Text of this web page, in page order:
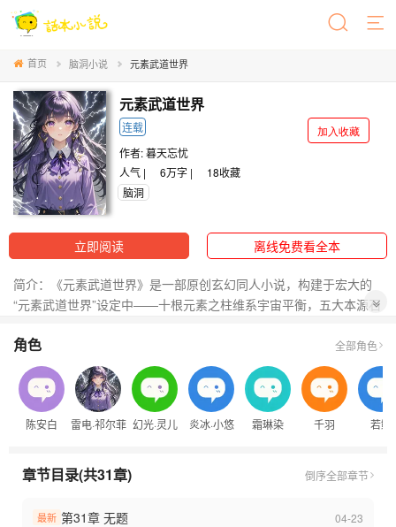
首页 脑洞小说 元素武道世界
元素武道世界
连载
加入收藏
作者:暮天忘忧
人气 |
6万字 | 18收藏
脑洞
立即阅读 离线免费看全本
简介：《元素武道世界》是一部原创玄幻同人小说，构建于宏大的
“元素武道世界”设定中——十根元素之柱维系宇宙平衡，五大本源石
安白踏入紫荆元素觉醒学院那日，命运悄然改写：他与若鳞、千
羽、霜琳染、炎冰·小悠、幻光·灵儿、雷电·祁尔菲等伙伴相遇，在迷
宫试炼、沙漠攻略、星松市决战与联盟纷争中不断成长。从第一纪
元的学院新生，到直面七阶岩魔·克洛德的生死一线；从武道石碑初
醒，到驾驭光、雷、冰多重元素之力，他既要解开孤舟实验室重启
燃战斗、多线羁绊与世界观层层拓展，既有雷电·祁尔菲的凌厉锋
芒，也有若鳞与千羽间若即若离的默契张力，更在重塑篇中引爆终
极抉择——当武道与元素共生，谁才是这个世界的真正继承者？
角色 全部角色
陈安白 雷电·祁尔菲 幻光·灵儿 炎冰·小悠 霜琳染 千羽 若鳞
章节目录(共31章) 倒序全部章节
最新 第31章 无题 04-23